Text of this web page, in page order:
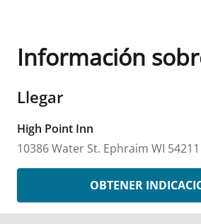
Información
Llegar
High Point Inn
10386 Water St. Ephraim WI 54211
OBTENER